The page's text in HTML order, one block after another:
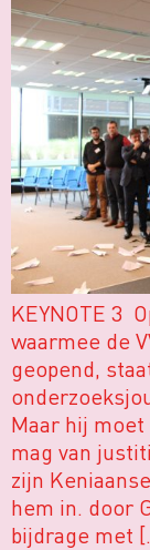
KEYNOTE 3
waarmee de
geopend,
Maar hij
mag van
zijn
hem in. door
bijdrage met